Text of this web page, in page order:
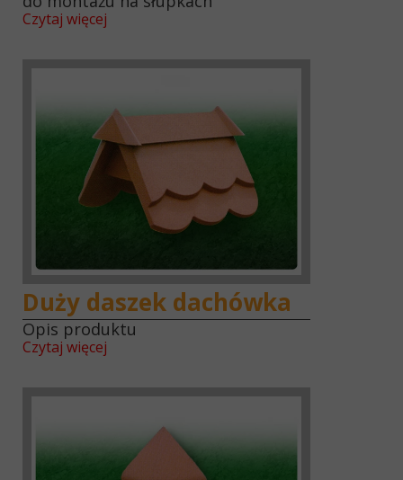
Czytaj więcej
Duży daszek dachówka
Opis produktu
Czytaj więcej